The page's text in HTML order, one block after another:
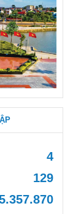
4
129